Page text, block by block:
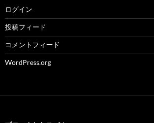
ログイン
投稿フィード
コメントフィード
WordPress.org